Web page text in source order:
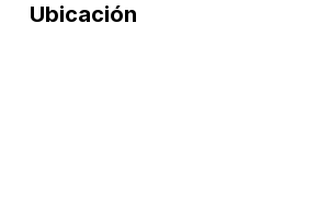
Ubicación